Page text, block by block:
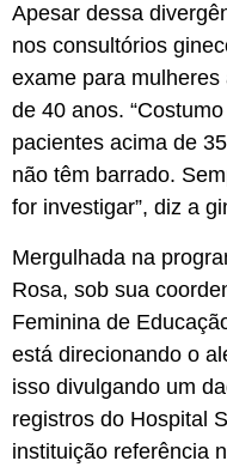
Apesar dessa
nos consultórios
exame para
de 40 anos.
pacientes acima de
não têm barrado.
for investigar”, diz a
Mergulhada na
Rosa, sob sua
Feminina de
está direcionando o
isso divulgando um
registros do Hospital
instituição referência